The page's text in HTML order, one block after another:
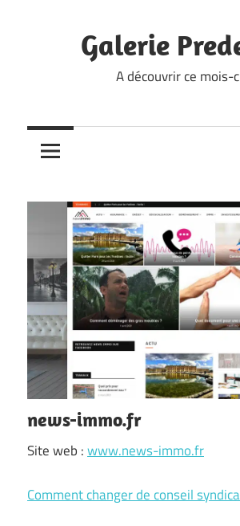
Galerie
A découvrir ce mois-
news-immo.fr
Site web :www.news-immo.fr
Comment changer de conseil